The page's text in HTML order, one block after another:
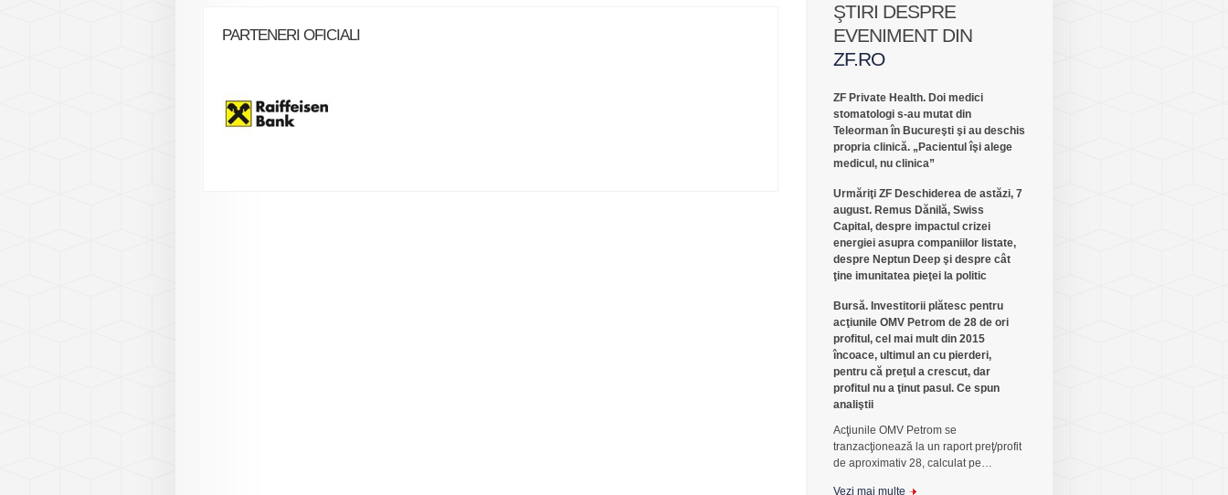
PARTENERI OFICIALI
ŞTIRI DESPRE
EVENIMENT DIN
ZF.RO
ZF Private Health. Doi medici
stomatologi s-au mutat din
Teleorman în Bucureşti şi au deschis
propria clinică. „Pacientul îşi alege
medicul, nu clinica”
Urmăriţi ZF Deschiderea de astăzi, 7
august. Remus Dănilă, Swiss
Capital, despre impactul crizei
energiei asupra companiilor listate,
despre Neptun Deep şi despre cât
ţine imunitatea pieţei la politic
Bursă. Investitorii plătesc pentru
acţiunile OMV Petrom de 28 de ori
profitul, cel mai mult din 2015
încoace, ultimul an cu pierderi,
pentru că preţul a crescut, dar
profitul nu a ţinut pasul. Ce spun
analiştii
Acţiunile OMV Petrom se
tranzacţionează la un raport preţ/profit
de aproximativ 28, calculat pe…
Vezi mai multe